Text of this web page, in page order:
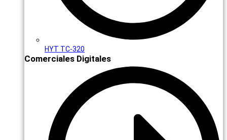
HYT TC-320
Comerciales Digitales